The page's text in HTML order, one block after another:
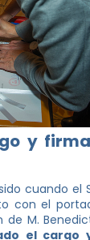
y
cuando el
con el
M.
el cargo